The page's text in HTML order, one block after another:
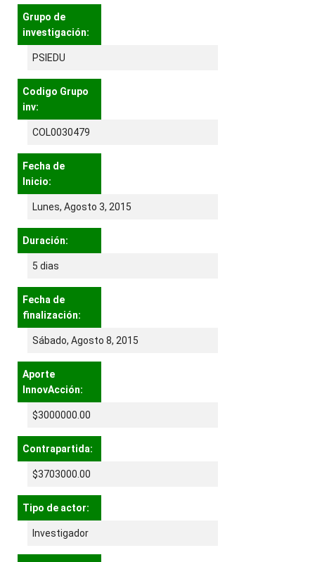
Grupo de
investigación:
PSIEDU
Codigo Grupo
inv:
COL0030479
Fecha de
Inicio:
Lunes, Agosto 3, 2015
Duración:
5 dias
Fecha de
finalización:
Sábado, Agosto 8, 2015
Aporte
InnovAcción:
$3000000.00
Contrapartida:
$3703000.00
Tipo de actor:
Investigador